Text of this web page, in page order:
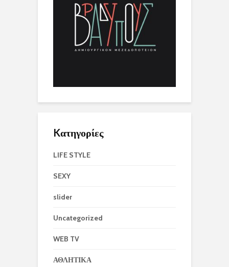
Kατηγορίες
LIFE STYLE
SEXY
slider
Uncategorized
WEB TV
ΑΘΛΗΤΙΚΑ